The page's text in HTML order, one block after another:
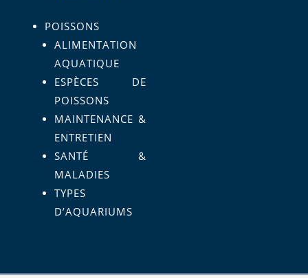
POISSONS
ALIMENTATION
AQUATIQUE
ESPÈCES DE
POISSONS
MAINTENANCE &
ENTRETIEN
SANTÉ &
MALADIES
TYPES
D’AQUARIUMS